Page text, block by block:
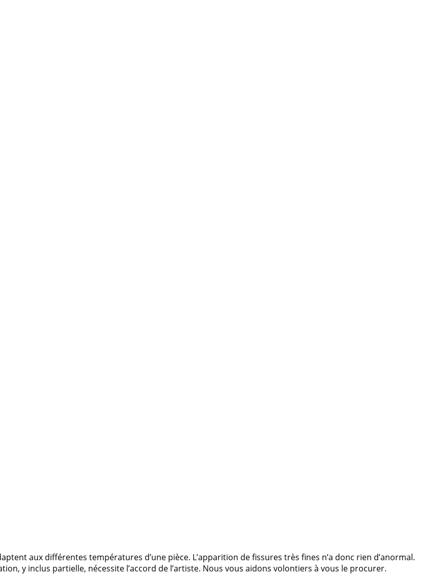
aux différentes températures d’une pièce. L’apparition de fissures très fines n’a donc rien d’anormal.
y inclus partielle, nécessite l’accord de l’artiste. Nous vous aidons volontiers à vous le procurer.